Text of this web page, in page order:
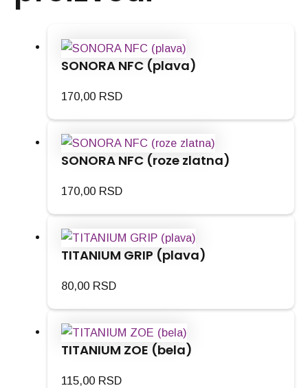
SONORA NFC (plava)
170,00 RSD
SONORA NFC (roze zlatna)
170,00 RSD
TITANIUM GRIP (plava)
80,00 RSD
TITANIUM ZOE (bela)
115,00 RSD